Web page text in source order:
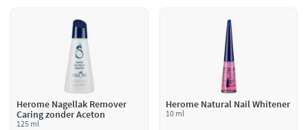
Herome Nagellak Remover
Caring zonder Aceton
125 ml
Herome Natural Nail Whitener
10 ml